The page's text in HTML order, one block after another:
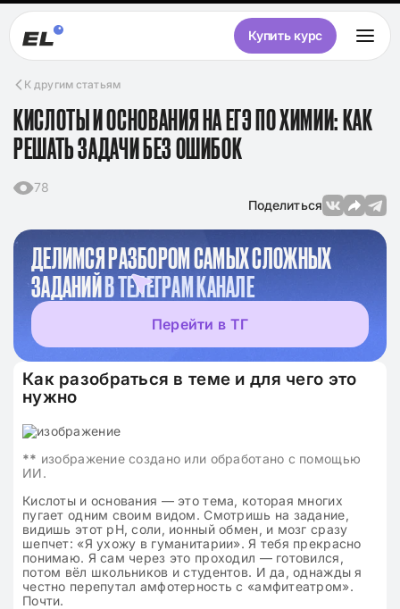
Купить курс
К другим статьям
КИСЛОТЫ И ОСНОВАНИЯ НА ЕГЭ ПО ХИМИИ: КАК
РЕШАТЬ ЗАДАЧИ БЕЗ ОШИБОК
78
Поделиться
ДЕЛИМСЯ РАЗБОРОМ САМЫХ СЛОЖНЫХ
ЗАДАНИЙВ ТЕЛЕГРАМ КАНАЛЕ
Перейти в ТГ
Как разобраться в теме и для чего это
нужно
** изображение создано или обработано с помощью
ИИ.
Кислоты и основания — это тема, которая многих
пугает одним своим видом. Смотришь на задание,
видишь этот pH, соли, ионный обмен, и мозг сразу
шепчет: «Я ухожу в гуманитарии». Я тебя прекрасно
понимаю. Я сам через это проходил — готовился,
потом вёл школьников и студентов. И да, однажды я
честно перепутал амфотерность с «амфитеатром».
Почти.